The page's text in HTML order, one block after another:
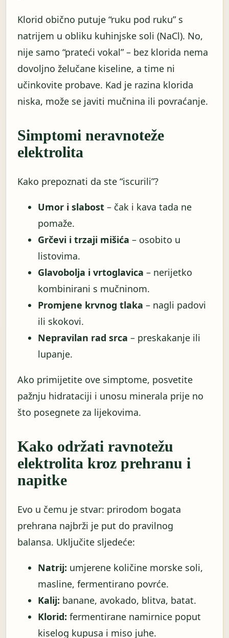
Klorid obično putuje “ruku pod ruku” s
natrijem u obliku kuhinjske soli (NaCl). No,
nije samo “prateći vokal” – bez klorida nema
dovoljno želučane kiseline, a time ni
učinkovite probave. Kad je razina klorida
niska, može se javiti mučnina ili povraćanje.
Simptomi neravnoteže
elektrolita
Kako prepoznati da ste “iscurili”?
Umor i slabost – čak i kava tada ne
pomaže.
Grčevi i trzaji mišića – osobito u
listovima.
Glavobolja i vrtoglavica – nerijetko
kombinirani s mučninom.
Promjene krvnog tlaka – nagli padovi
ili skokovi.
Nepravilan rad srca – preskakanje ili
lupanje.
Ako primijetite ove simptome, posvetite
pažnju hidrataciji i unosu minerala prije no
što posegnete za lijekovima.
Kako održati ravnotežu
elektrolita kroz prehranu i
napitke
Evo u čemu je stvar: prirodom bogata
prehrana najbrži je put do pravilnog
balansa. Uključite sljedeće:
Natrij: umjerene količine morske soli,
masline, fermentirano povrće.
Kalij: banane, avokado, blitva, batat.
Klorid: fermentirane namirnice poput
kiselog kupusa i miso juhe.